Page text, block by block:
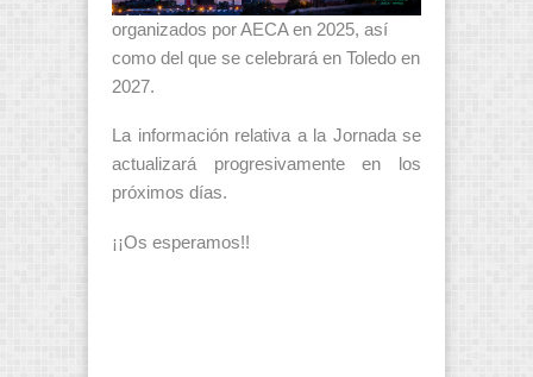
organizados por AECA en 2025, así
como del que se celebrará en Toledo en
2027.
La información relativa a la Jornada se
actualizará progresivamente en los
próximos días.
¡¡Os esperamos!!